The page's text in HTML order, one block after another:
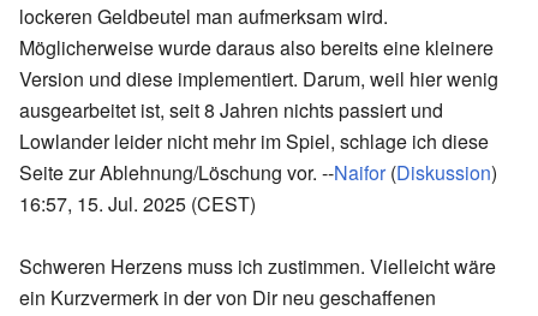
lockeren Geldbeutel man aufmerksam wird.
Möglicherweise wurde daraus also bereits eine kleinere
Version und diese implementiert. Darum, weil hier wenig
ausgearbeitet ist, seit 8 Jahren nichts passiert und
Lowlander leider nicht mehr im Spiel, schlage ich diese
Seite zur Ablehnung/Löschung vor. --Naifor(Diskussion)
16:57, 15. Jul. 2025 (CEST)
Schweren Herzens muss ich zustimmen. Vielleicht wäre
ein Kurzvermerk in der von Dir neu geschaffenen